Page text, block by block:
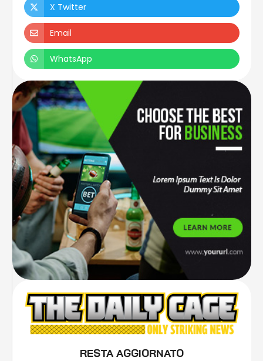
X Twitter
Email
WhatsApp
RESTA AGGIORNATO